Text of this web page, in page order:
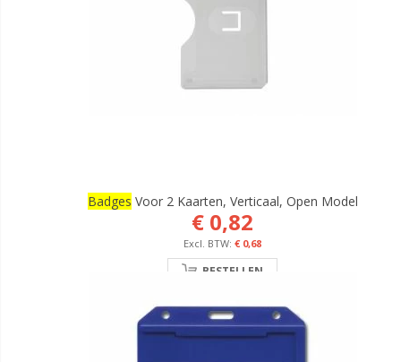
Badges Voor 2 Kaarten, Verticaal, Open Model
€ 0,82
€ 0,68
BESTELLEN